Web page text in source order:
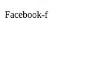
Facebook-f